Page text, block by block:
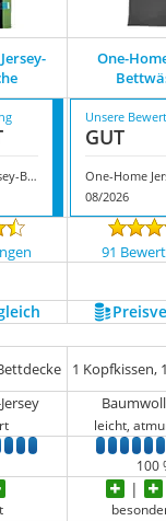
One-
Erwin Müller Jersey-Bettwäsche
Unsere
GUT
08/2026
91
1 Kopfkissen,
leicht,
8 9 10 1 2 3 4 5 6
100